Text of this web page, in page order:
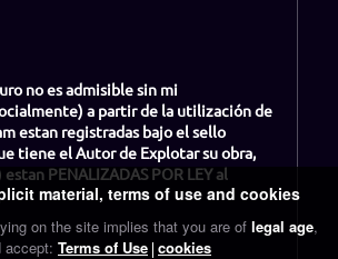
material, terms of use and cookies
on the site implies that you are of legal age,
accept: Terms of Use cookies
no es admisible sin mi
a partir de la utilización de
estan registradas bajo el sello
tiene el Autor de Explotar su obra,
PENALIZADAS POR LEY al